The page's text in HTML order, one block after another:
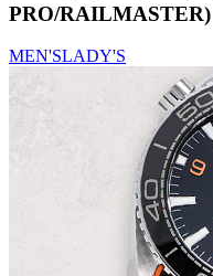
PRO/RAILMASTER)
MEN'SLADY'S